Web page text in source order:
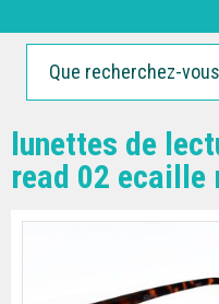
lunettes de
read 02 ecaille